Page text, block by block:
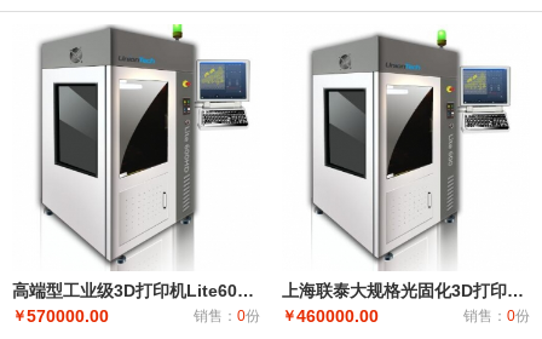
高端型工业级3D打印机Lite600HD
￥570000.00 销售： 0份
上海联泰大规格光固化3D打印机 Lite600
￥460000.00 销售： 0份